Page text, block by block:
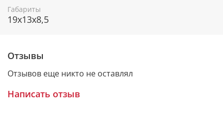
Габариты
19x13x8,5
Отзывы
Отзывов еще никто не оставлял
Написать отзыв